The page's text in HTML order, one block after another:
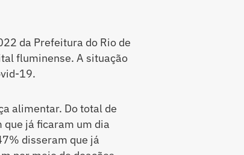
da Prefeitura do Rio de
fluminense. A situação
19.
alimentar. Do total de
que já ficaram um dia
disseram que já